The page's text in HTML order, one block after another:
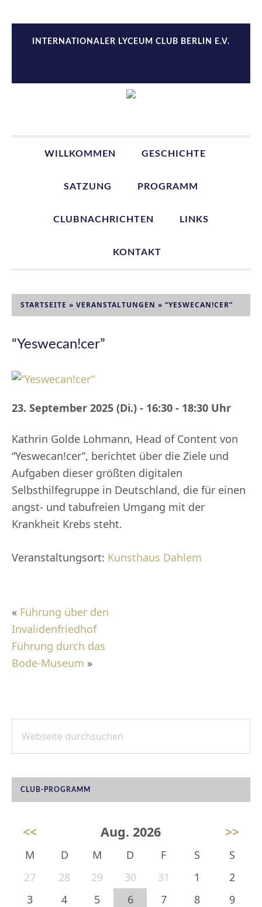
Hauptnavigation
springen
Inhalt
springen
Seitenspalte
springen
Fußzeile
springenINTERNATIONALER LYCEUM CLUB BERLIN E.V.
WILLKOMMEN GESCHICHTE
SATZUNG PROGRAMM
CLUBNACHRICHTEN LINKS
KONTAKT
STARTSEITE » VERANSTALTUNGEN » “YESWECAN!CER”
“Yeswecan!cer”
23. September 2025 (Di.) - 16:30 - 18:30 Uhr
Kathrin Golde Lohmann, Head of Content von
“Yeswecan!cer”, berichtet über die Ziele und
Aufgaben dieser größten digitalen
Selbsthilfegruppe in Deutschland, die für einen
angst- und tabufreien Umgang mit der
Krankheit Krebs steht.
Veranstaltungsort: Kunsthaus Dahlem
« Führung über den
Invalidenfriedhof
Führung durch das
Bode-Museum »
SEITENSPALTE
durchsuchen
CLUB-PROGRAMM
<< Aug. 2026 >>
M D M D F S
S
27
28 29 30 31 1
2
3
4 5 6 7 8
9